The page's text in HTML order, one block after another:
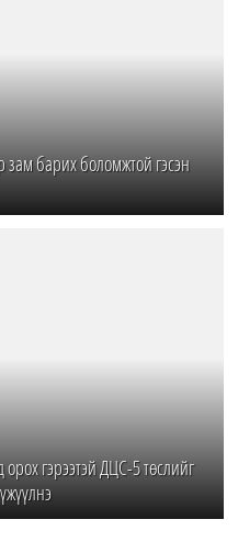
зам барих боломжтой гэсэн
гэрээтэй ДЦС-5 төслийг